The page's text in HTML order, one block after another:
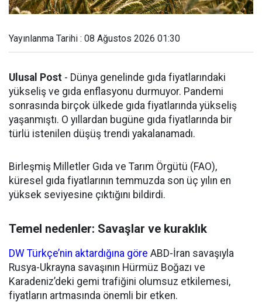
Yayınlanma Tarihi : 08 Ağustos 2026 01:30
Ulusal Post - Dünya genelinde gıda fiyatlarındaki
yükseliş ve gıda enflasyonu durmuyor. Pandemi
sonrasında birçok ülkede gıda fiyatlarında yükseliş
yaşanmıştı. O yıllardan bugüne gıda fiyatlarında bir
türlü istenilen düşüş trendi yakalanamadı.
Birleşmiş Milletler Gıda ve Tarım Örgütü (FAO),
küresel gıda fiyatlarının temmuzda son üç yılın en
yüksek seviyesine çıktığını bildirdi.
Temel nedenler: Savaşlar ve kuraklık
DW Türkçe’nin aktardığına göre ABD-İran savaşıyla
Rusya-Ukrayna savaşının Hürmüz Boğazı ve
Karadeniz’deki gemi trafiğini olumsuz etkilemesi,
fiyatların artmasında önemli bir etken.